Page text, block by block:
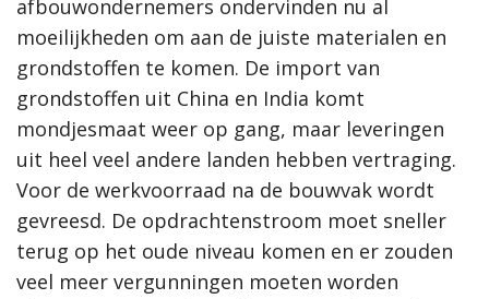
afbouwondernemers ondervinden nu al
moeilijkheden om aan de juiste materialen en
grondstoffen te komen. De import van
grondstoffen uit China en India komt
mondjesmaat weer op gang, maar leveringen
uit heel veel andere landen hebben vertraging.
Voor de werkvoorraad na de bouwvak wordt
gevreesd. De opdrachtenstroom moet sneller
terug op het oude niveau komen en er zouden
veel meer vergunningen moeten worden